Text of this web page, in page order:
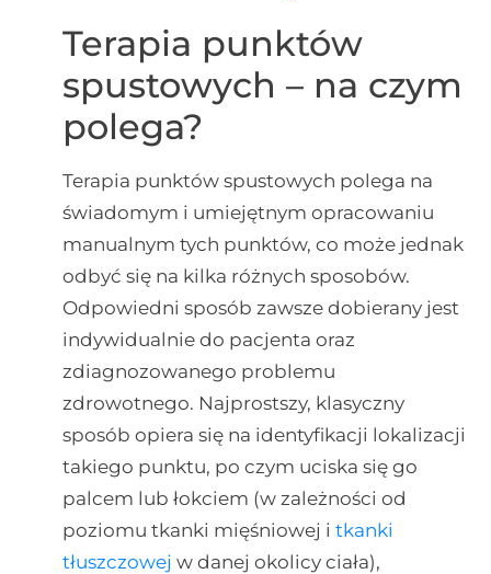
Terapia punktów
spustowych – na czym
polega?
Terapia punktów spustowych polega na
świadomym i umiejętnym opracowaniu
manualnym tych punktów, co może jednak
odbyć się na kilka różnych sposobów.
Odpowiedni sposób zawsze dobierany jest
indywidualnie do pacjenta oraz
zdiagnozowanego problemu
zdrowotnego. Najprostszy, klasyczny
sposób opiera się na identyfikacji lokalizacji
takiego punktu, po czym uciska się go
palcem lub łokciem (w zależności od
poziomu tkanki mięśniowej i tkanki
tłuszczowej w danej okolicy ciała),